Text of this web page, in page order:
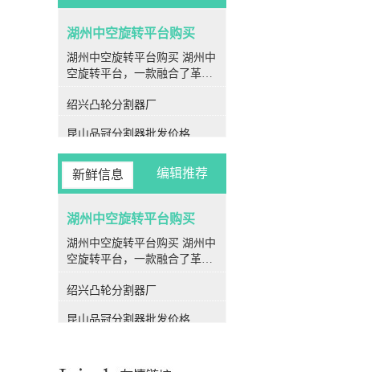
湖州中空旋转平台购买
湖州中空旋转平台购买 湖州中
空旋转平台，一款融合了革命
置，为各种旋转运动场合提供
价比的解决方案。作为现代工
业生产中**的一部分，中空旋
转平台在各个行业领域均展现
出强大的应用潜力和优越性
平台的核心特点之一便是其*
特的中空结构设计。其转盘采
用中空设计，使得伺服电机可
以方便地连接在侧边，极大地
简化了气管和电线的安装，为
使用者提供了更为便捷的操作
体验。 **高刚性** 中空旋转
绍兴凸轮分割器厂
昆山品冠分割器批发价格
金华凸轮分割器公司
衢州潭子分割器厂家
衢州PU平板型分割器生产厂家
丽水闽台分割器工厂
新鲜信息 编辑推荐
湖州中空旋转平台购买
湖州中空旋转平台购买 湖州中
空旋转平台，一款融合了革命
置，为各种旋转运动场合提供
价比的解决方案。作为现代工
绍兴凸轮分割器厂
昆山品冠分割器批发价格